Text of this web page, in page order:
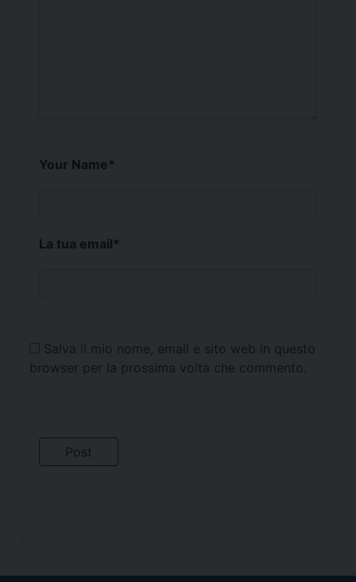
Your Name*
La tua email*
Salva il mio nome, email e sito web in questo
browser per la prossima volta che commento.